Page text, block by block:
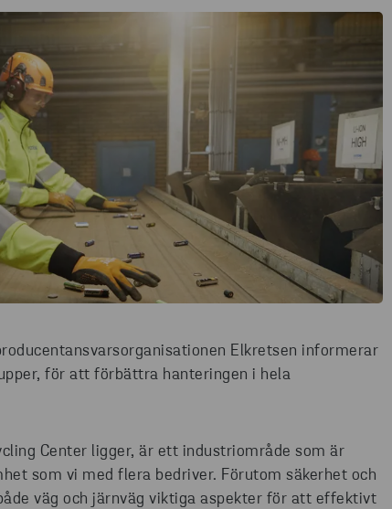
Elkretsen informerar
för att förbättra hanteringen i hela
Center ligger, är ett industriområde som är
som vi med flera bedriver. Förutom säkerhet och
väg och järnväg viktiga aspekter för att effektivt